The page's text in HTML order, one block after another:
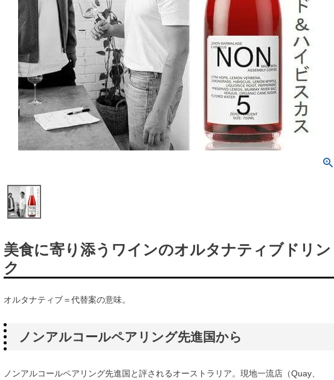
美食に寄り添うワインのオルタナティブドリン
ク
オルタナティブ＝代替案の意味。
ノンアルコールペアリング先進国から
ノンアルコールペアリング先進国と評されるオーストラリア。現地一流店（Quay、